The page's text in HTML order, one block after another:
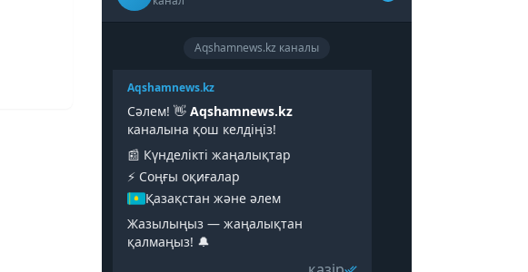
Aqshamnews.kz каналы
Aqshamnews.kz
Сәлем! 👋 Aqshamnews.kz
каналына қош келдіңіз!
📰 Күнделікті жаңалықтар
⚡️ Соңғы оқиғалар
Қазақстан және әлем
Жазылыңыз — жаңалықтан
қалмаңыз! 🔔